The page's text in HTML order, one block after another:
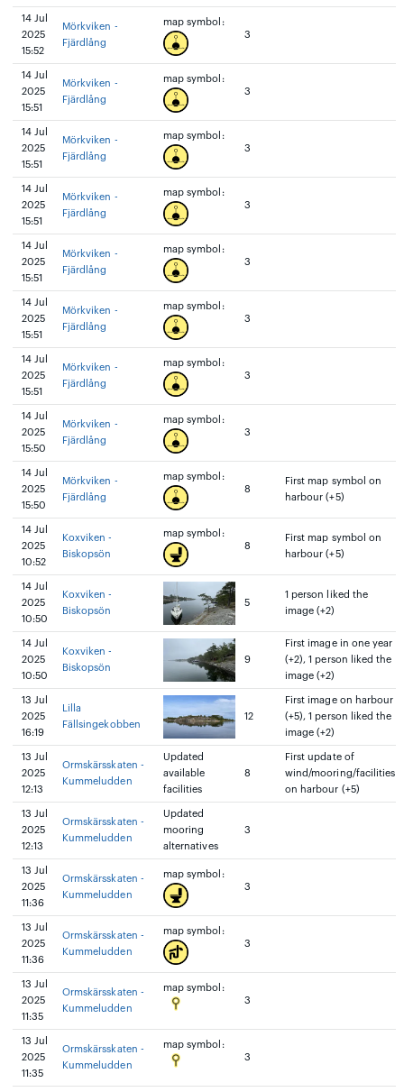
14 Jul
2025
15:52
Mörkviken -
Fjärdlång
map symbol:
3
14 Jul
2025
15:51
Mörkviken -
Fjärdlång
map symbol:
3
14 Jul
2025
15:51
Mörkviken -
Fjärdlång
map symbol:
3
14 Jul
2025
15:51
Mörkviken -
Fjärdlång
map symbol:
3
14 Jul
2025
15:51
Mörkviken -
Fjärdlång
map symbol:
3
14 Jul
2025
15:51
Mörkviken -
Fjärdlång
map symbol:
3
14 Jul
2025
15:51
Mörkviken -
Fjärdlång
map symbol:
3
14 Jul
2025
15:50
Mörkviken -
Fjärdlång
map symbol:
3
14 Jul
2025
15:50
Mörkviken -
Fjärdlång
map symbol:
8
First map symbol on
harbour (+5)
14 Jul
2025
10:52
Koxviken -
Biskopsön
map symbol:
8
First map symbol on
harbour (+5)
14 Jul
2025
10:50
Koxviken -
Biskopsön
5
1 person liked the
image (+2)
14 Jul
2025
10:50
Koxviken -
Biskopsön
9
First image in one year
(+2), 1 person liked the
image (+2)
13 Jul
2025
16:19
Lilla
Fällsingekobben
12
First image on harbour
(+5), 1 person liked the
image (+2)
13 Jul
2025
12:13
Ormskärsskaten -
Kummeludden
Updated
available
facilities
8
First update of
wind/mooring/facilities
on harbour (+5)
13 Jul
2025
12:13
Ormskärsskaten -
Kummeludden
Updated
mooring
alternatives
3
13 Jul
2025
11:36
Ormskärsskaten -
Kummeludden
map symbol:
3
13 Jul
2025
11:36
Ormskärsskaten -
Kummeludden
map symbol:
3
13 Jul
2025
11:35
Ormskärsskaten -
Kummeludden
map symbol:
3
13 Jul
2025
11:35
Ormskärsskaten -
Kummeludden
map symbol:
3